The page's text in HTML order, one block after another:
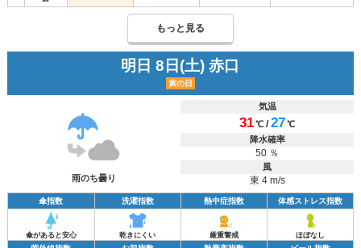
もっと見る
明日 8日(土) 赤口
寅の日
雨のち曇り
気温
31℃ /27℃
降水確率
50 ％
風
東 4 m/s
傘指数 洗濯指数 熱中症指数 体感ストレス指数
傘があると安心 乾きにくい 厳重警戒 ほぼなし